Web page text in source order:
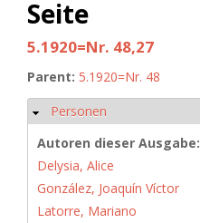
Seite
5.1920=Nr. 48,27
Parent: 5.1920=Nr. 48
Hide
Personen
Autoren dieser Ausgabe:
Delysia, Alice
González, Joaquín Víctor
Latorre, Mariano